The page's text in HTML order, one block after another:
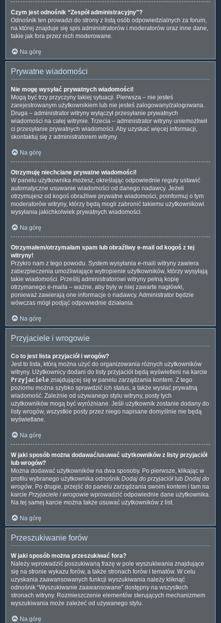
Czym jest odnośnik “Zespół administracyjny”?
Odnośnik ten prowadzi do strony z listą osób odpowiedzialnych za forum,
na której znajduje się spis administratorów i moderatorów oraz inne dane,
takie jak fora przez nich moderowane.
Na górę
Prywatne wiadomości
Nie mogę wysyłać prywatnych wiadomości!
Mogą być trzy przyczyny takiej sytuacji. Pierwsza – nie jesteś
zarejestrowanym użytkownikiem lub nie jesteś zalogowany/zalogowana.
Druga – administrator witryny wyłączył przesyłanie prywatnych
wiadomości na całej witrynie. Trzecia – administrator witryny uniemożliwił
ci przesyłanie prywatnych wiadomości. Aby uzyskać więcej informacji,
skontaktuj się z administratorem witryny.
Na górę
Otrzymuję niechciane prywatne wiadomości!
W panelu użytkownika możesz, określając odpowiednie reguły ustawić
automatyczne usuwanie wiadomości od danego nadawcy. Jeżeli
otrzymujesz od kogoś obraźliwe prywatne wiadomości, poinformuj o tym
moderatorów witryny, którzy będą mogli zabronić takiemu użytkownikowi
wysyłania jakichkolwiek prywatnych wiadomości.
Na górę
Otrzymałem/otrzymałam spam lub obraźliwy e-mail od kogoś z tej
witryny!
Przykro nam z tego powodu. System wysyłania e-maili witryny zawiera
zabezpieczenia umożliwiające wytropienie użytkowników, którzy wysyłają
takie wiadomości. Prześlij administratorowi witryny pełną kopię
otrzymanego e-maila – ważne, aby były w niej zawarte nagłówki,
ponieważ zawierają one informacje o nadawcy. Administrator będzie
wówczas mógł podjąć odpowiednie działania.
Na górę
Przyjaciele i wrogowie
Co to jest lista przyjaciół i wrogów?
Jest to lista, którą można użyć do organizowania różnych użytkowników
witryny. Użytkownicy dodani do listy przyjaciół będą wyświetleni na karcie
Przyjaciele znajdującej się w panelu zarządzania kontem. Z tego
poziomu można szybko sprawdzić ich status, a także wysłać prywatną
wiadomość. Zależnie od używanego stylu witryny, posty tych
użytkowników mogą być wyróżniane. Jeśli użytkownik zostanie dodany do
listy wrogów, wszystkie posty przez niego napisane domyślnie nie będą
wyświetlane.
Na górę
W jaki sposób można dodawać/usuwać użytkowników z listy przyjaciół
lub wrogów?
Można dodawać użytkowników na dwa sposoby. Po pierwsze, klikając w
profilu wybranego użytkownika odnośnik Dodaj do przyjaciół lub Dodaj do
wrogów. Po drugie, przejść do panelu zarządzania swoim kontem i tam na
karcie Przyjaciele i wrogowie wprowadzić odpowiednie dane użytkownika.
Na tej samej karcie można także usuwać użytkowników z list.
Na górę
Przeszukiwanie forów
W jaki sposób można przeszukiwać fora?
Należy wprowadzić poszukiwaną frazę w pole wyszukiwania znajdujące
się na stronie wykazu forów, a także stronach forów i tematów. W celu
uzyskania zaawansowanych funkcji wyszukiwania należy kliknąć
odnośnik “Wyszukiwanie zaawansowane” dostępny na wszystkich
stronach witryny. Rozmieszczenie elementów sterujących mechanizmem
wyszukiwania może zależeć od używanego stylu.
Na górę